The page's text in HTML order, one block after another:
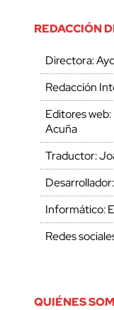
REDACCIÓN
Directora:
Redacción
Editores
Acuña
Traductor:
Informático:
Redes
QUIÉNES